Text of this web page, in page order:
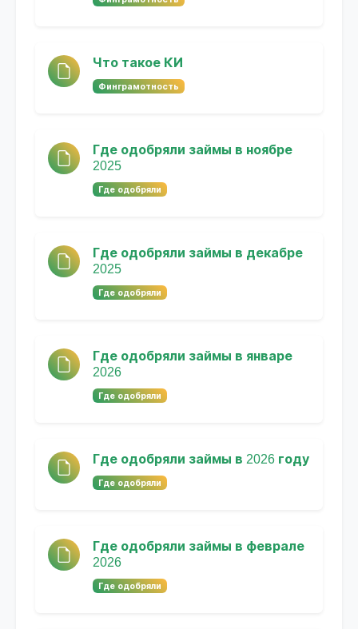
Что такое КИ
Финграмотность
Где одобряли займы в ноябре
2025
Где одобряли
Где одобряли займы в декабре
2025
Где одобряли
Где одобряли займы в январе
2026
Где одобряли
Где одобряли займы в 2026 году
Где одобряли
Где одобряли займы в феврале
2026
Где одобряли